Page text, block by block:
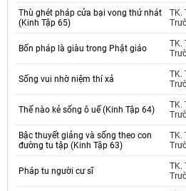
Thù ghét pháp cửa bại vong thứ nhát
(Kinh Tập 65)
TK.
Bốn pháp là giàu trong Phật giáo
TK.
Sống vui nhờ niệm thí xả
TK.
Thế nào kẻ sống ô uế (Kinh Tập 64)
TK.
Bậc thuyết giảng và sống theo con
đường tu tập (Kinh Tập 63)
TK.
Pháp tu người cư sĩ
TK.